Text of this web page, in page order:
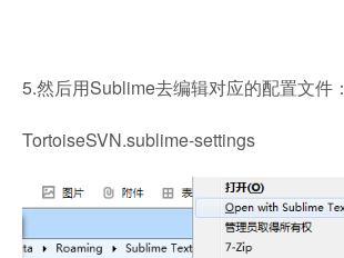
5.然后用Sublime去编辑对应的配置文件：
TortoiseSVN.sublime-settings